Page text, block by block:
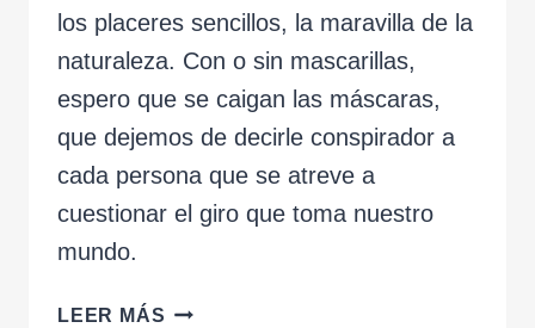
los placeres sencillos, la maravilla de la
naturaleza. Con o sin mascarillas,
espero que se caigan las máscaras,
que dejemos de decirle conspirador a
cada persona que se atreve a
cuestionar el giro que toma nuestro
mundo.
LEER MÁS ASÍ